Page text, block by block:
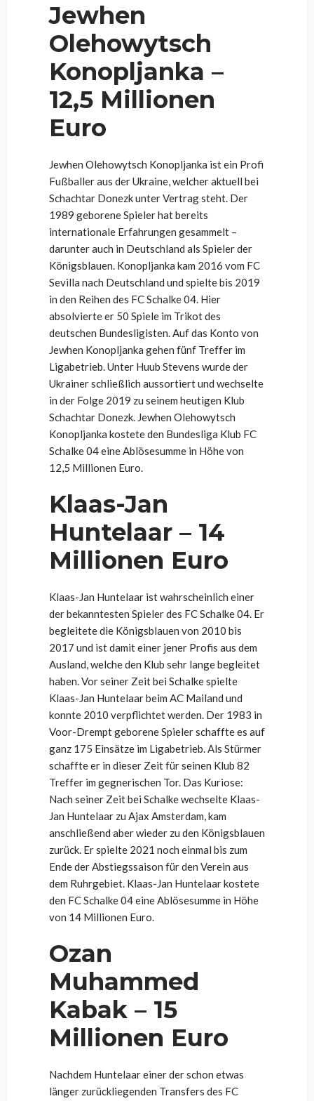
Jewhen
Olehowytsch
Konopljanka –
12,5 Millionen
Euro
Jewhen Olehowytsch Konopljanka ist ein Profi
Fußballer aus der Ukraine, welcher aktuell bei
Schachtar Donezk unter Vertrag steht. Der
1989 geborene Spieler hat bereits
internationale Erfahrungen gesammelt –
darunter auch in Deutschland als Spieler der
Königsblauen. Konopljanka kam 2016 vom FC
Sevilla nach Deutschland und spielte bis 2019
in den Reihen des FC Schalke 04. Hier
absolvierte er 50 Spiele im Trikot des
deutschen Bundesligisten. Auf das Konto von
Jewhen Konopljanka gehen fünf Treffer im
Ligabetrieb. Unter Huub Stevens wurde der
Ukrainer schließlich aussortiert und wechselte
in der Folge 2019 zu seinem heutigen Klub
Schachtar Donezk. Jewhen Olehowytsch
Konopljanka kostete den Bundesliga Klub FC
Schalke 04 eine Ablösesumme in Höhe von
12,5 Millionen Euro.
Klaas-Jan
Huntelaar – 14
Millionen Euro
Klaas-Jan Huntelaar ist wahrscheinlich einer
der bekanntesten Spieler des FC Schalke 04. Er
begleitete die Königsblauen von 2010 bis
2017 und ist damit einer jener Profis aus dem
Ausland, welche den Klub sehr lange begleitet
haben. Vor seiner Zeit bei Schalke spielte
Klaas-Jan Huntelaar beim AC Mailand und
konnte 2010 verpflichtet werden. Der 1983 in
Voor-Drempt geborene Spieler schaffte es auf
ganz 175 Einsätze im Ligabetrieb. Als Stürmer
schaffte er in dieser Zeit für seinen Klub 82
Treffer im gegnerischen Tor. Das Kuriose:
Nach seiner Zeit bei Schalke wechselte Klaas-
Jan Huntelaar zu Ajax Amsterdam, kam
anschließend aber wieder zu den Königsblauen
zurück. Er spielte 2021 noch einmal bis zum
Ende der Abstiegssaison für den Verein aus
dem Ruhrgebiet. Klaas-Jan Huntelaar kostete
den FC Schalke 04 eine Ablösesumme in Höhe
von 14 Millionen Euro.
Ozan
Muhammed
Kabak – 15
Millionen Euro
Nachdem Huntelaar einer der schon etwas
länger zurückliegenden Transfers des FC